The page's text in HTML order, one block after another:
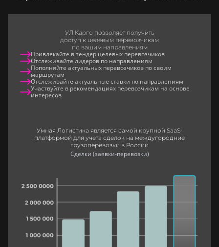
Умная Логистика является самой крупной SaaS-
платформой для учета сделок на междугородние
грузоперевозки в России
Сделки (заявки-перевозки)
УЛ Карго позволяет получить
доступ к целевым перевозчикам
по вашим направлениям
Привлекайте в тендер целевых перевозчиков
Отслеживайте лидеров по направлениям
Пополняйте актуальных перевозчиков по своим
маршрутам
Отслеживайте актуальные ставки по направлениям
Участвуйте в рекомендациях перевозчикам на основе
интересов